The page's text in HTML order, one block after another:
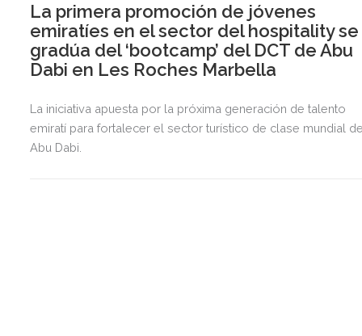
La primera promoción de jóvenes
emiratíes en el sector del hospitality se
gradúa del ‘bootcamp’ del DCT de Abu
Dabi en Les Roches Marbella
La iniciativa apuesta por la próxima generación de talento
emiratí para fortalecer el sector turístico de clase mundial
Abu Dabi.